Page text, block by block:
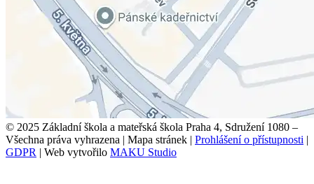
© 2025 Základní škola a mateřská škola Praha 4, Sdružení 1080 –
Všechna práva vyhrazena | Mapa stránek | Prohlášení o přístupnosti |
GDPR | Web vytvořilo MAKU Studio